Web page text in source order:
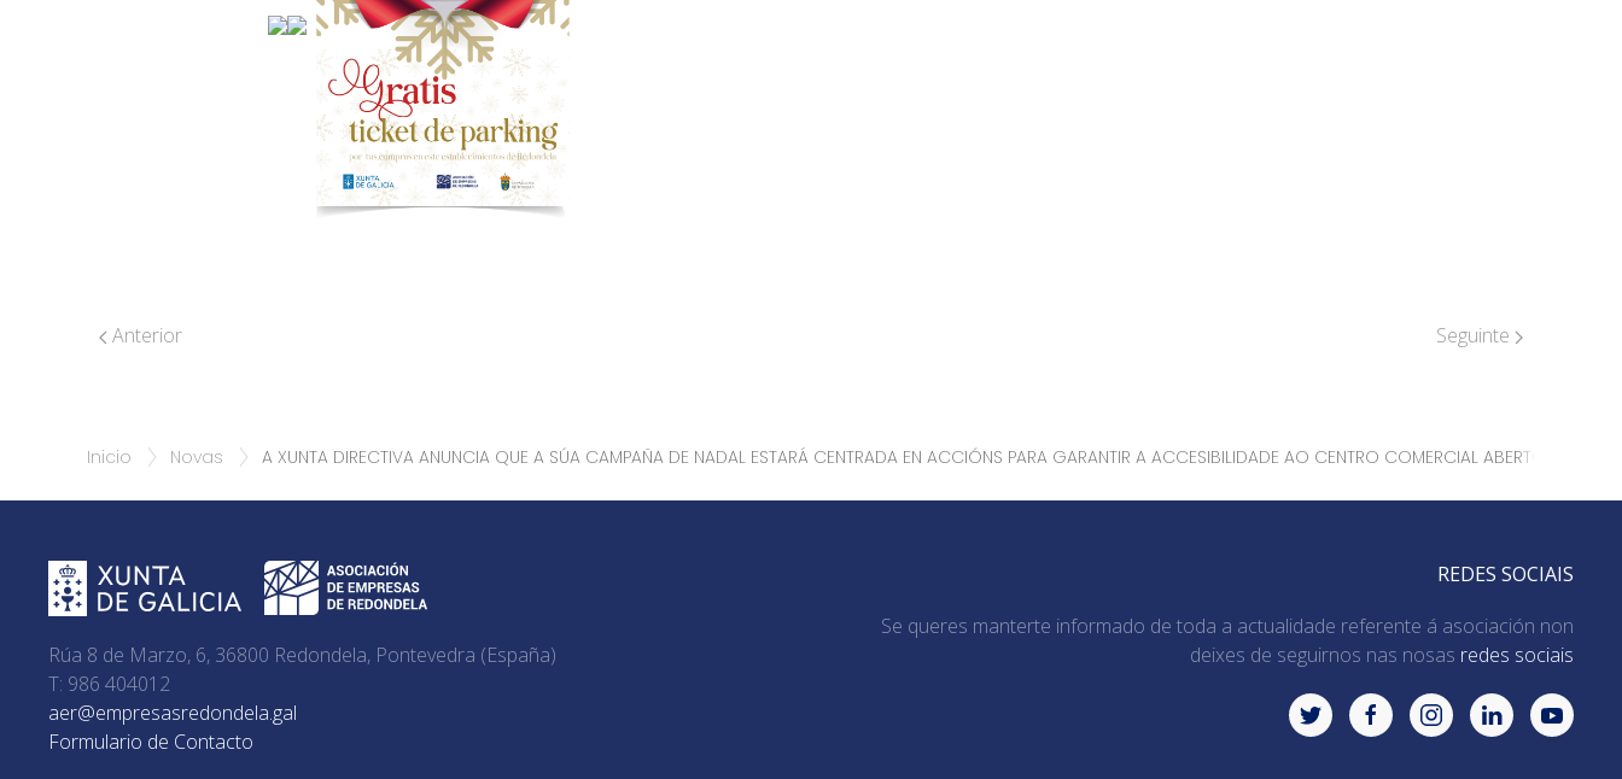
Anterior Seguinte
Inicio Novas A XUNTA DIRECTIVA ANUNCIA QUE A SÚA CAMPAÑA DE NADAL ESTARÁ CENTRADA EN ACCIÓNS PARA GARANTIR A ACCESIBILIDADE AO CENTRO COMERCIAL ABERTO,
Rúa 8 de Marzo, 6, 36800 Redondela, Pontevedra (España)
T: 986 404012
aer@empresasredondela.gal
Formulario de Contacto
REDES SOCIAIS
Se queres manterte informado de toda a actualidade referente á asociación non
deixes de seguirnos nas nosas redes sociais